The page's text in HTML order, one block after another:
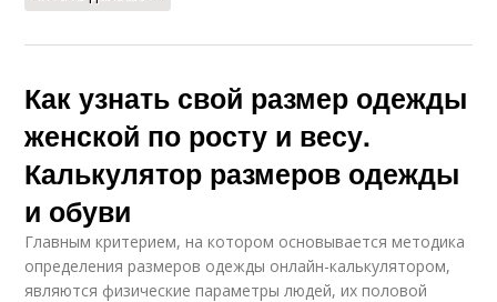
Как узнать свой размер одежды
женской по росту и весу.
Калькулятор размеров одежды
и обуви
Главным критерием, на котором основывается методика
определения размеров одежды онлайн-калькулятором,
являются физические параметры людей, их половой